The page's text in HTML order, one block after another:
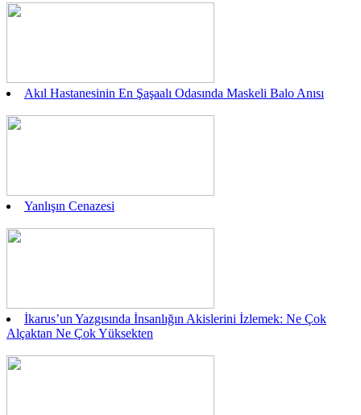
Akıl Hastanesinin En Şaşaalı Odasında Maskeli Balo Anısı
Yanlışın Cenazesi
İkarus’un Yazgısında İnsanlığın Akislerini İzlemek: Ne Çok
Alçaktan Ne Çok Yüksekten